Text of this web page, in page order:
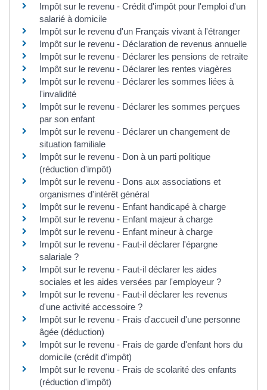
Impôt sur le revenu - Crédit d'impôt pour l'emploi d'un
salarié à domicile
Impôt sur le revenu d'un Français vivant à l'étranger
Impôt sur le revenu - Déclaration de revenus annuelle
Impôt sur le revenu - Déclarer les pensions de retraite
Impôt sur le revenu - Déclarer les rentes viagères
Impôt sur le revenu - Déclarer les sommes liées à
l'invalidité
Impôt sur le revenu - Déclarer les sommes perçues
par son enfant
Impôt sur le revenu - Déclarer un changement de
situation familiale
Impôt sur le revenu - Don à un parti politique
(réduction d'impôt)
Impôt sur le revenu - Dons aux associations et
organismes d'intérêt général
Impôt sur le revenu - Enfant handicapé à charge
Impôt sur le revenu - Enfant majeur à charge
Impôt sur le revenu - Enfant mineur à charge
Impôt sur le revenu - Faut-il déclarer l'épargne
salariale ?
Impôt sur le revenu - Faut-il déclarer les aides
sociales et les aides versées par l'employeur ?
Impôt sur le revenu - Faut-il déclarer les revenus
d'une activité accessoire ?
Impôt sur le revenu - Frais d'accueil d'une personne
âgée (déduction)
Impôt sur le revenu - Frais de garde d'enfant hors du
domicile (crédit d'impôt)
Impôt sur le revenu - Frais de scolarité des enfants
(réduction d'impôt)